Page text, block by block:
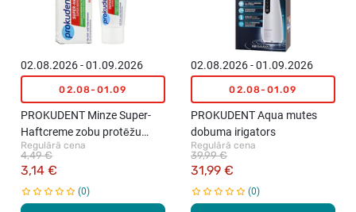
02.08.2026 - 01.09.2026
02.08-01.09
PROKUDENT Minze Super-
Haftcreme zobu protēžu
līme, 40g
Regulārā cena
3,14 €
4,49 €
0
02.08.2026 - 01.09.2026
02.08-01.09
PROKUDENT Aqua mutes
dobuma irigators
Regulārā cena
31,99 €
39,99 €
0